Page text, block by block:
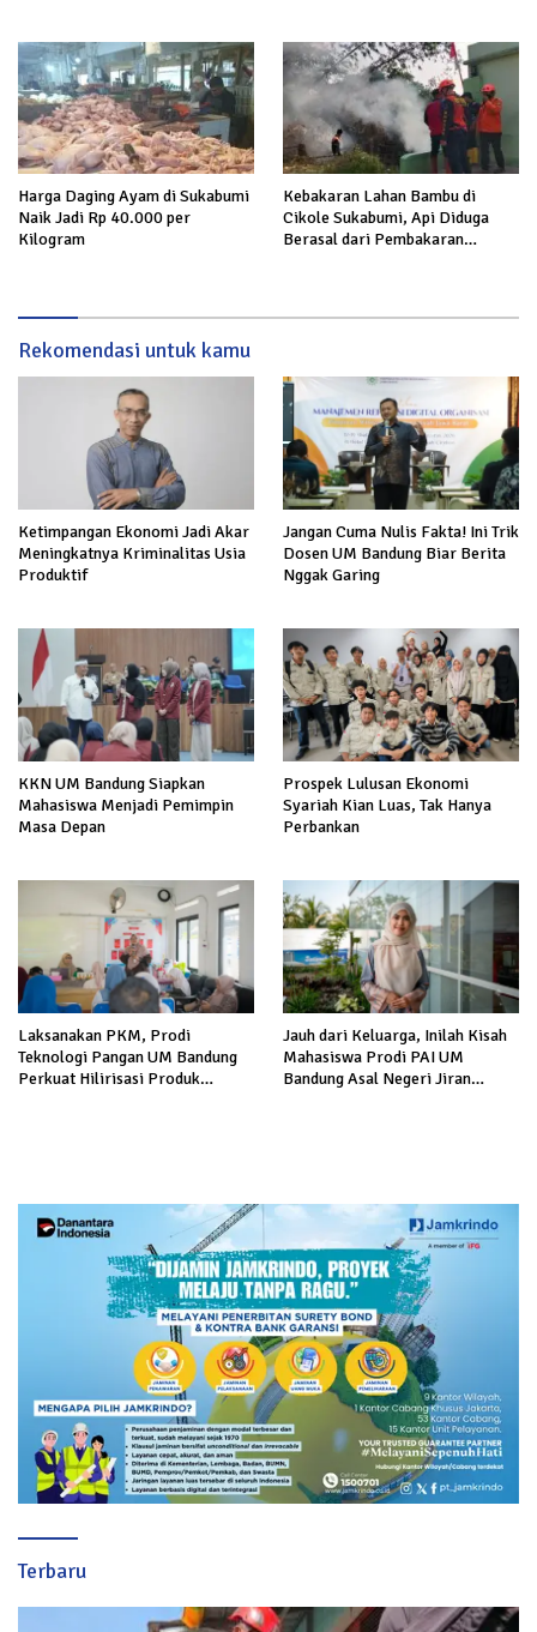
Harga Daging Ayam di Sukabumi
Naik Jadi Rp 40.000 per
Kilogram
Kebakaran Lahan Bambu di
Cikole Sukabumi, Api Diduga
Berasal dari Pembakaran
Rekomendasi untuk kamu
Ketimpangan Ekonomi Jadi Akar
Meningkatnya Kriminalitas Usia
Produktif
Jangan Cuma Nulis Fakta! Ini Trik
Dosen UM Bandung Biar Berita
Nggak Garing
KKN UM Bandung Siapkan
Mahasiswa Menjadi Pemimpin
Masa Depan
Prospek Lulusan Ekonomi
Syariah Kian Luas, Tak Hanya
Perbankan
Laksanakan PKM, Prodi
Teknologi Pangan UM Bandung
Perkuat Hilirisasi Produk
Jauh dari Keluarga, Inilah Kisah
Mahasiswa Prodi PAI UM
Bandung Asal Negeri Jiran
Terbaru